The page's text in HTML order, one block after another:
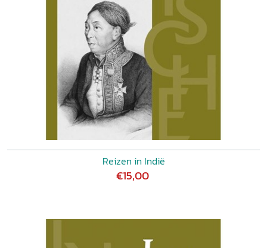
Reizen in Indië
€15,00